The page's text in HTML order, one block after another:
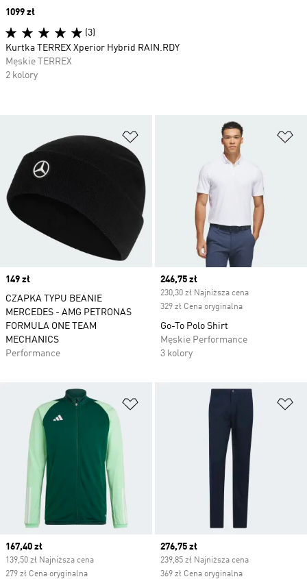
Dodaj do listy życzeń
Price
149 zł
CZAPKA TYPU BEANIE
MERCEDES - AMG PETRONAS
FORMULA ONE TEAM
MECHANICS
Performance
Current price
246,75 zł
230,30 zł Najniższa cena
329 zł Cena oryginalna
Go-To Polo Shirt
Męskie Performance
3 kolory
Dodaj do listy życzeń
Current price
167,40 zł
139,50 zł Najniższa cena
279 zł Cena oryginalna
Current price
276,75 zł
239,85 zł Najniższa cena
369 zł Cena oryginalna
Price
1099 zł
(3)
Kurtka TERREX Xperior Hybrid RAIN.RDY
Męskie TERREX
2 kolory